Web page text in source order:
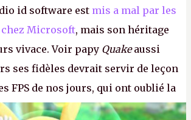
id software est mis a mal par les
Microsoft, mais son héritage
vivace. Voir papy Quakeaussi
ses fidèles devrait servir de leçon
FPS de nos jours, qui ont oublié la
envers leurs joueurs et les